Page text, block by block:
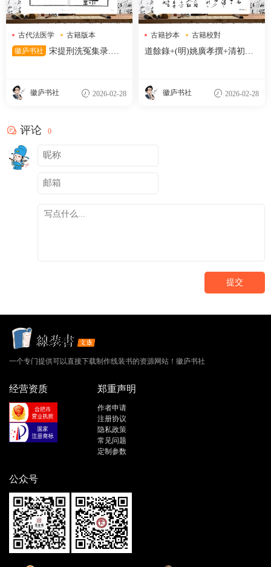
古代法医学
古籍版本
孙星衍
徽庐书社
宋提刑洗冤集录.五
校
徽庐书社 2026-02-28
古籍抄本
古籍校對
明代刻本
道餘錄+(明)姚廣孝撰+清初抄
徽庐书社 2026-02-28
评论 0
提交
一个专门提供可以直接下载制作线装书的资源网站！徽庐书社
经营资质 郑重声明
作者申请
注册协议
隐私政策
常见问题
定制参数
公众号